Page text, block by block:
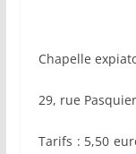
Chapelle
29, rue
Tarifs : 5,50